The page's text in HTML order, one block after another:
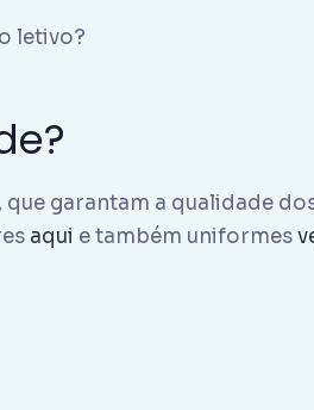
letivo?
garantam a qualidade
aqui e também uniformes